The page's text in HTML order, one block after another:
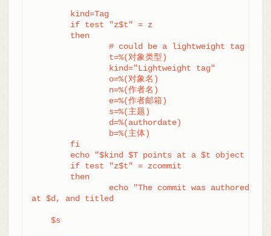
at $d, and titled
    $s